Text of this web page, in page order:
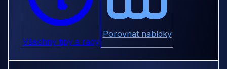
Všechny tipy a rady
Porovnat nabídky